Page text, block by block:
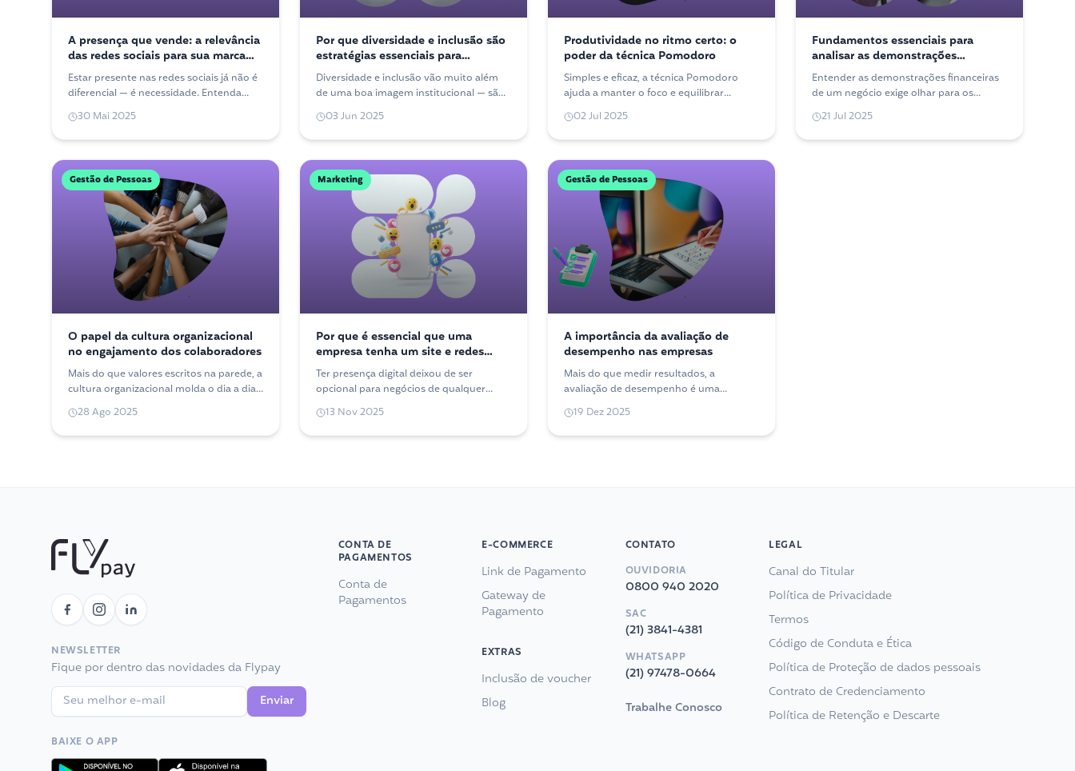
A presença que vende: a relevância
das redes sociais para sua marca
em 2025
Estar presente nas redes sociais já não é
diferencial — é necessidade. Entenda
como construir uma presença digital que
realmente conecta e gera resultados.
30 Mai 2025
Por que diversidade e inclusão são
estratégias essenciais para
empresários
Diversidade e inclusão vão muito além
de uma boa imagem institucional — são
estratégias que fortalecem equipes,
geram inovação e aproximam marcas de
seus públicos.
03 Jun 2025
Produtividade no ritmo certo: o
poder da técnica Pomodoro
Simples e eficaz, a técnica Pomodoro
ajuda a manter o foco e equilibrar
produtividade com descanso. Veja como
aplicá-la na sua rotina.
02 Jul 2025
Fundamentos essenciais para
analisar as demonstrações
financeiras: entre a técnica e a
macroeconomia
Entender as demonstrações financeiras
de um negócio exige olhar para os
números — mas também para o cenário
econômico ao redor. Veja por onde
começar.
21 Jul 2025
Gestão de Pessoas
O papel da cultura organizacional
no engajamento dos colaboradores
Mais do que valores escritos na parede, a
cultura organizacional molda o dia a dia
das equipes. Entenda sua influência
direta no engajamento dos times.
28 Ago 2025
Marketing
Por que é essencial que uma
empresa tenha um site e redes
sociais
Ter presença digital deixou de ser
opcional para negócios de qualquer
tamanho. Entenda por que um site e
perfis bem cuidados fazem diferença na
hora de vender.
13 Nov 2025
Gestão de Pessoas
A importância da avaliação de
desempenho nas empresas
Mais do que medir resultados, a
avaliação de desempenho é uma
ferramenta de desenvolvimento — para
colaboradores e para o negócio como
um todo.
19 Dez 2025
NEWSLETTER
Fique por dentro das novidades da Flypay
Enviar
BAIXE O APP
CONTA DE
PAGAMENTOS
Conta de
Pagamentos
E-COMMERCE
Link de Pagamento
Gateway de
Pagamento
EXTRAS
Inclusão de voucher
Blog
CONTATO
OUVIDORIA
0800 940 2020
SAC
(21) 3841-4381
WHATSAPP
(21) 97478-0664
Trabalhe Conosco
LEGAL
Canal do Titular
Política de Privacidade
Termos
Código de Conduta e Ética
Política de Proteção de dados pessoais
Contrato de Credenciamento
Política de Retenção e Descarte